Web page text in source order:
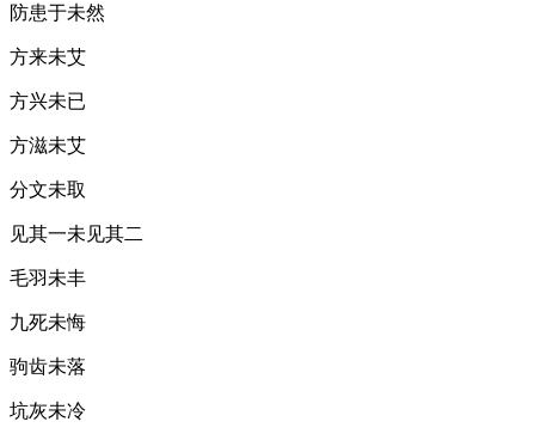
防患于未然
方来未艾
方兴未已
方滋未艾
分文未取
见其一未见其二
毛羽未丰
九死未悔
驹齿未落
坑灰未冷